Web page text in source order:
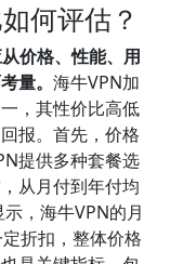
何评估？
价格、性能、用
量。 海牛VPN加
，其性价比高低
报。首先，价格
提供多种套餐选
从月付到年付均
，海牛VPN的月
折扣，整体价格